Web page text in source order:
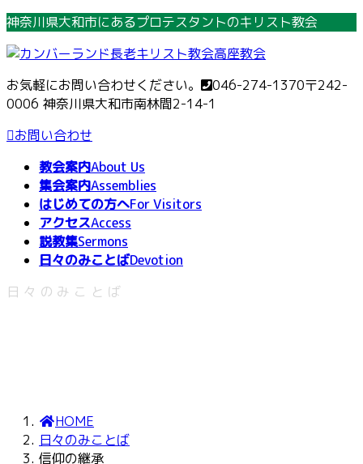
コ
テ
ン
ツ
へ
ス
ナ
ゲ
ー
シ
ョ
ン
神奈川県大和市にあるプロテスタントのキリスト教会
お気軽にお問い合わせください。 046-274-1370〒242-
0006 神奈川県大和市南林間2-14-1
お問い合わせ
教会案内About Us
集会案内Assemblies
はじめての方へFor Visitors
アクセスAccess
説教集Sermons
日々のみことばDevotion
日々のみことば
HOME
日々のみことば
信仰の継承